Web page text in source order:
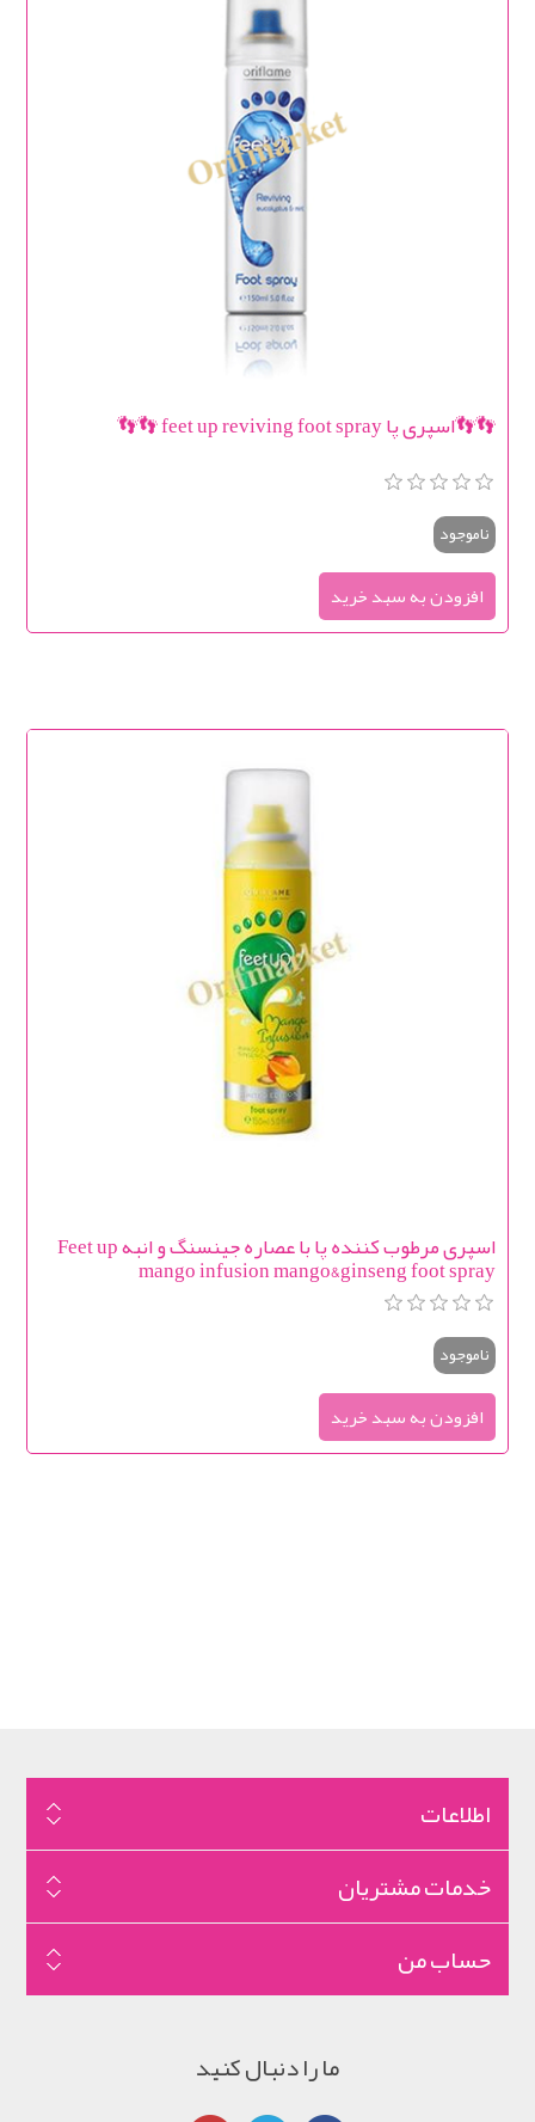
👣👣اسپری پا feet up reviving foot spray 👣👣
ناموجود
اسپری مرطوب کننده پا با عصاره جينسنگ و انبه Feet up
mango infusion mango&ginseng foot spray
ناموجود
اطلاعات
خدمات مشتریان
حساب من
ما را دنبال کنید